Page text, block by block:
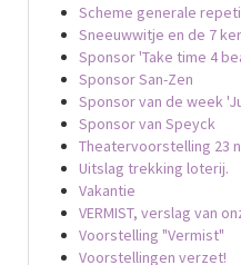
Scheme generale
Sneeuwwitje en de 7
Sponsor 'Take time 4
Sponsor San-Zen
Sponsor van de week
Sponsor van Speyck
Theatervoorstelling 23
Uitslag trekking loterij.
Vakantie
VERMIST, verslag van
Voorstelling "Vermist"
Voorstellingen verzet!